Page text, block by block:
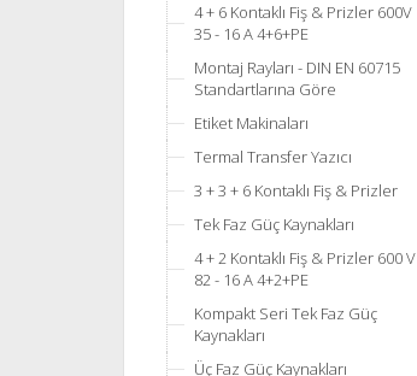
4 + 6 Kontaklı Fiş & Prizler 600V
35 - 16 A 4+6+PE
Montaj Rayları - DIN EN 60715
Standartlarına Göre
Etiket Makinaları
Termal Transfer Yazıcı
3 + 3 + 6 Kontaklı Fiş & Prizler
Tek Faz Güç Kaynakları
4 + 2 Kontaklı Fiş & Prizler 600 V
82 - 16 A 4+2+PE
Kompakt Seri Tek Faz Güç
Kaynakları
Üç Faz Güç Kaynakları